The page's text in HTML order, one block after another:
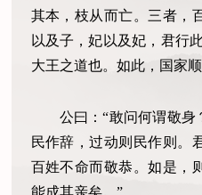
其本，枝从而亡。三者，
以及子，妃以及妃，君行
大王之道也。如此，国家
公曰：“敢问何谓敬身
民作辞，过动则民作则。
百姓不命而敬恭。如是，